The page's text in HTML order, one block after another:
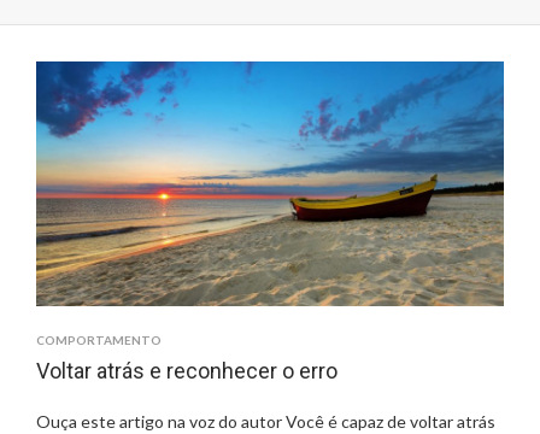
COMPORTAMENTO
Voltar atrás e reconhecer o erro
Ouça este artigo na voz do autor Você é capaz de voltar atrás